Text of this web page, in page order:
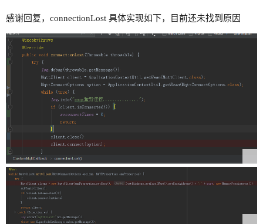
感谢回复，connectionLost 具体实现如下，目前还未找到原因